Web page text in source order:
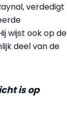
verdedigt
wijst ook op de
deel van de
is op